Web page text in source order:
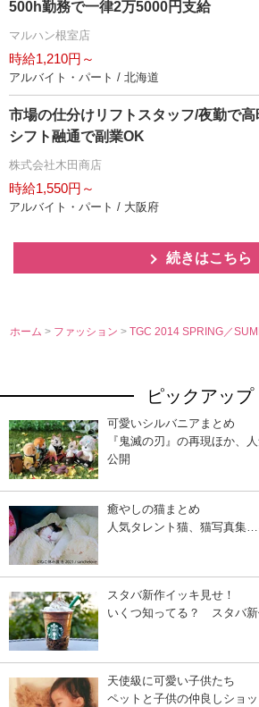
500h勤務で一律2万5000円支給
マルハン根室店
時給1,210円～
アルバイト・パート / 北海道
市場の仕分けリフトスタッフ/夜勤で
シフト融通で副業OK
株式会社木田商店
時給1,550円～
アルバイト・パート / 大阪府
続きはこちら
ホーム > ファッション>TGC 2014 SPRING／
ピックアップ
可愛いシルバニアまとめ
『鬼滅の刃』の再現ほか、
公開
癒やしの猫まとめ
人気タレント猫、猫写真集
スタバ新作イッキ見せ！
いくつ知ってる？ スタバ新
天使級に可愛い子供たち
ペットと子供の仲良しショ